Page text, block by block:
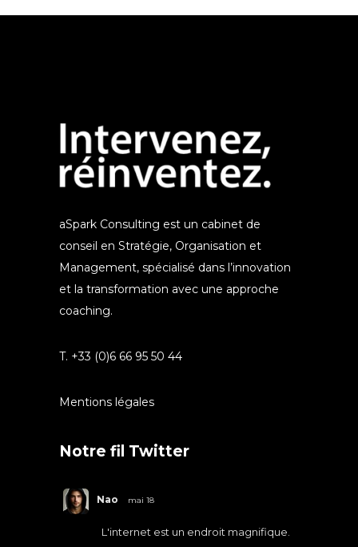
aSpark Consulting est un cabinet de
conseil en Stratégie, Organisation et
Management, spécialisé dans l’innovation
et la transformation avec une approche
coaching.
T. +33 (0)6 66 95 50 44
Mentions légales
Notre fil Twitter
Nao mai 18
L'internet est un endroit magnifique.